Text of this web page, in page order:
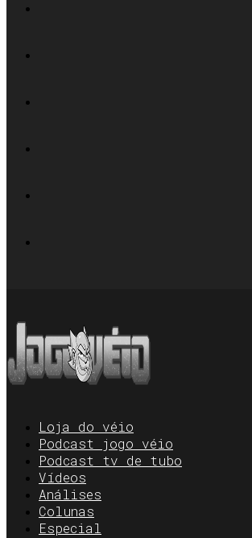
Loja do véio
Podcast jogo véio
Podcast tv de tubo
Vídeos
Análises
Colunas
Especial